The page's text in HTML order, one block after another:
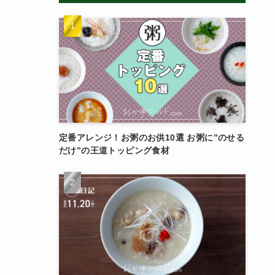
定番アレンジ！お粥のお供10選 お粥に”のせる
だけ”の王道トッピング食材